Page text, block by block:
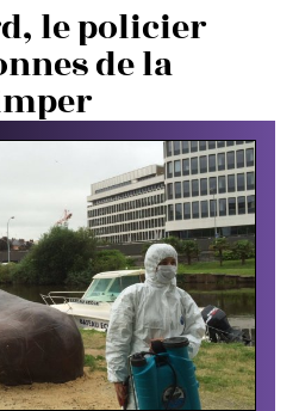
le policier
de la